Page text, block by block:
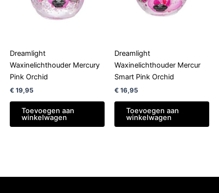
Dreamlight
Waxinelichthouder Mercury
Pink Orchid
€ 19,95
Toevoegen aan
winkelwagen
Dreamlight
Waxinelichthouder Mercur
Smart Pink Orchid
€ 16,95
Toevoegen aan
winkelwagen